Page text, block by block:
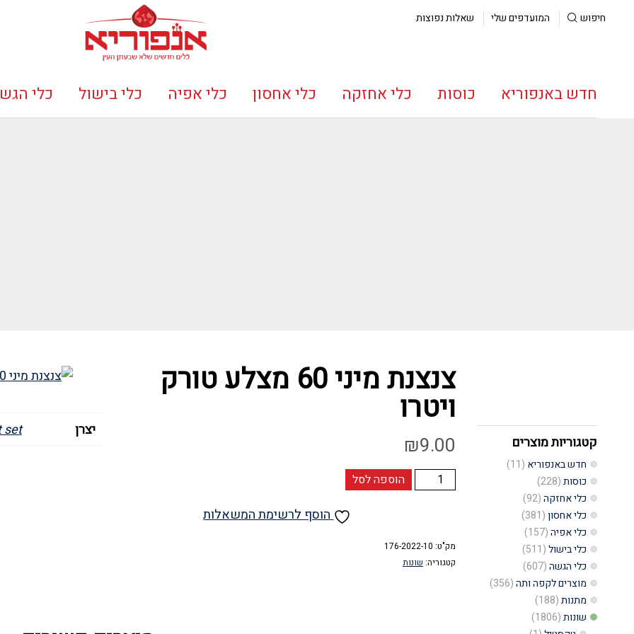
חיפוש המועדפים שלי שאלות נפוצות
חדש באנפוריא כוסות כלי אחזקה כלי אחסון כלי אפיה כלי בישול כלי
קטגוריות מוצרים
חדש באנפוריא (11)
כוסות(228)
כלי אחזקה(92)
כלי אחסון(381)
כלי אפיה(157)
כלי בישול(511)
כלי הגשה(607)
מוצרים לקפה ותה(356)
מתנות(188)
שונות(1806)
צנצנת מיני 60 מצלע טורק
ויטרו
₪9.00
כמות
מיני
60
הוספה לסל
הוסף לרשימת המשאלות
מק"ט: 176-2022-10
קטגוריה: שונות
יצרן set